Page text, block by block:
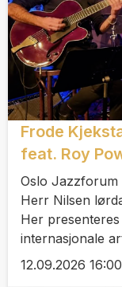
Frode
feat. Roy
Oslo Jazzforum
Herr Nilsen
Her
internasjonale
12.09.2026